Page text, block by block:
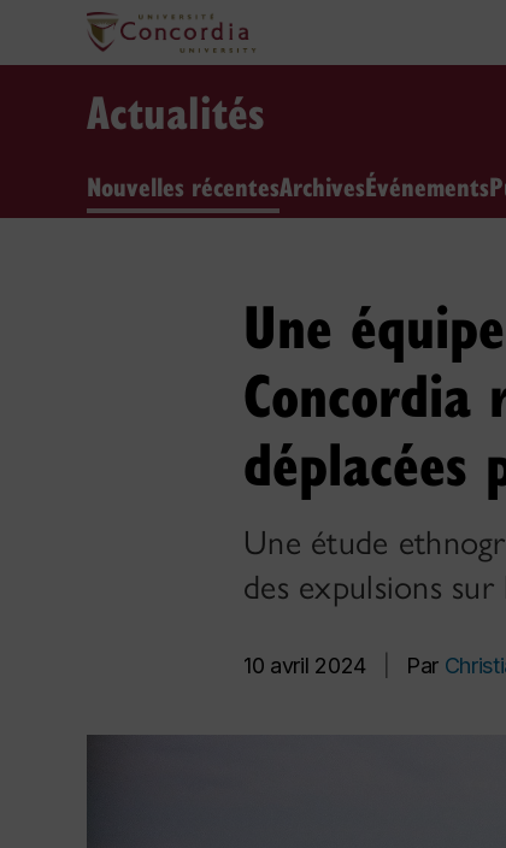
Actualités
Nouvelles récentesArchivesÉvénements
Une
Concordia
déplacées
Une étude
des expulsions sur
10 avril 2024 Par